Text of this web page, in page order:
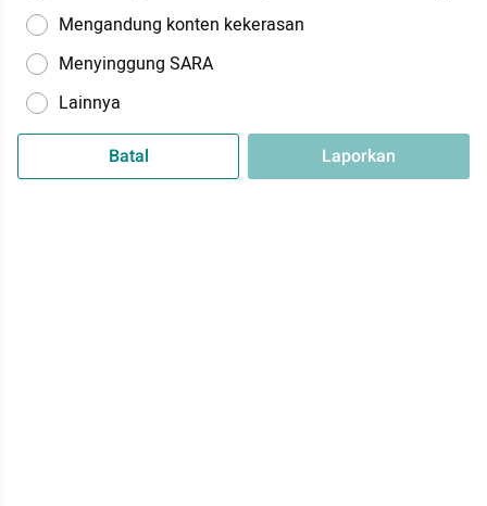
Mengandung konten kekerasan
Menyinggung SARA
Lainnya
Batal Laporkan